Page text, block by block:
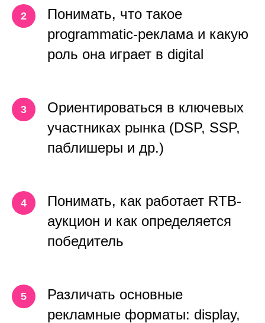
Понимать, что такое
programmatic-реклама и какую
роль она играет в digital
Ориентироваться в ключевых
участниках рынка (DSP, SSP,
паблишеры и др.)
Понимать, как работает RTB-
аукцион и как определяется
победитель
Различать основные
рекламные форматы: display,